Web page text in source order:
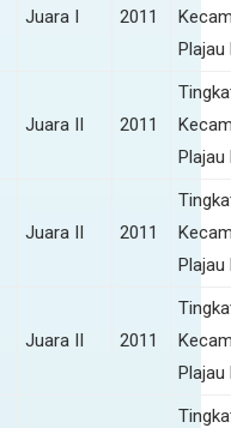
Juara I 2011
Plajau
Juara II 2011
Plajau
Juara II 2011
Plajau
Juara II 2011
Plajau